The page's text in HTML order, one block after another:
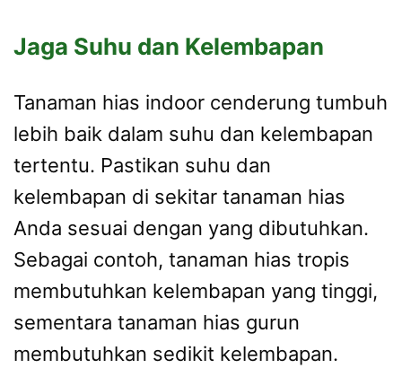
Jaga Suhu dan Kelembapan
Tanaman hias indoor cenderung tumbuh
lebih baik dalam suhu dan kelembapan
tertentu. Pastikan suhu dan
kelembapan di sekitar tanaman hias
Anda sesuai dengan yang dibutuhkan.
Sebagai contoh, tanaman hias tropis
membutuhkan kelembapan yang tinggi,
sementara tanaman hias gurun
membutuhkan sedikit kelembapan.